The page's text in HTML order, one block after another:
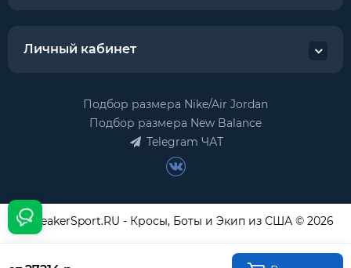
Личный кабинет
Подбор размера Nike/Air Jordan
Подбор размера New Balance
Telegram ЧАТ
USneakerSport.RU - Кросы, Боты и Экип из США © 2026